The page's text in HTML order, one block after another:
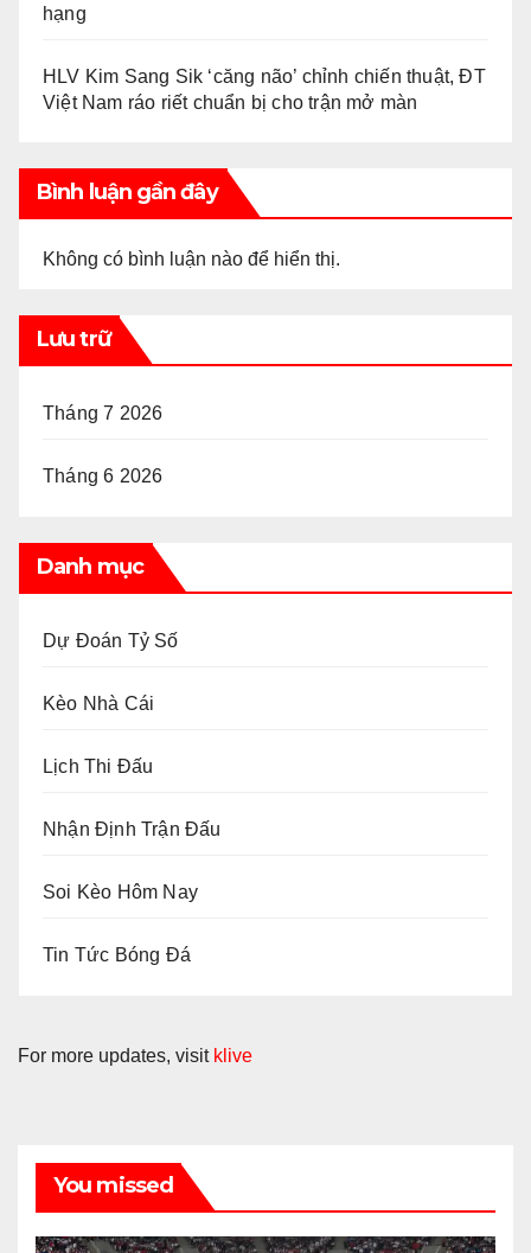
hạng
HLV Kim Sang Sik ‘căng não’ chỉnh chiến thuật, ĐT
Việt Nam ráo riết chuẩn bị cho trận mở màn
Bình luận gần đây
Không có bình luận nào để hiển thị.
Lưu trữ
Tháng 7 2026
Tháng 6 2026
Danh mục
Dự Đoán Tỷ Số
Kèo Nhà Cái
Lịch Thi Đấu
Nhận Định Trận Đấu
Soi Kèo Hôm Nay
Tin Tức Bóng Đá
For more updates, visit klive
You missed